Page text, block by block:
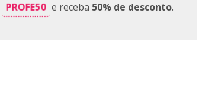
PROFE50 e receba 50% de desconto.